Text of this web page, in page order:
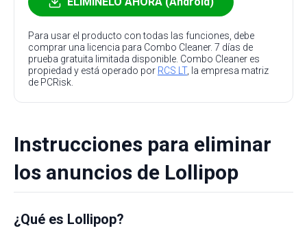
Para usar el producto con todas las funciones, debe
comprar una licencia para Combo Cleaner. 7 días de
prueba gratuita limitada disponible. Combo Cleaner es
propiedad y está operado por RCS LT, la empresa matriz
de PCRisk.
Instrucciones para eliminar
los anuncios de Lollipop
¿Qué es Lollipop?